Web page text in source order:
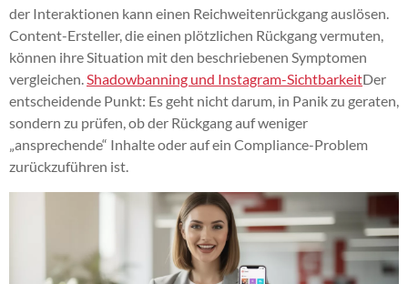
der Interaktionen kann einen Reichweitenrückgang auslösen.
Content-Ersteller, die einen plötzlichen Rückgang vermuten,
können ihre Situation mit den beschriebenen Symptomen
vergleichen. Shadowbanning und Instagram-SichtbarkeitDer
entscheidende Punkt: Es geht nicht darum, in Panik zu geraten,
sondern zu prüfen, ob der Rückgang auf weniger
„ansprechende“ Inhalte oder auf ein Compliance-Problem
zurückzuführen ist.